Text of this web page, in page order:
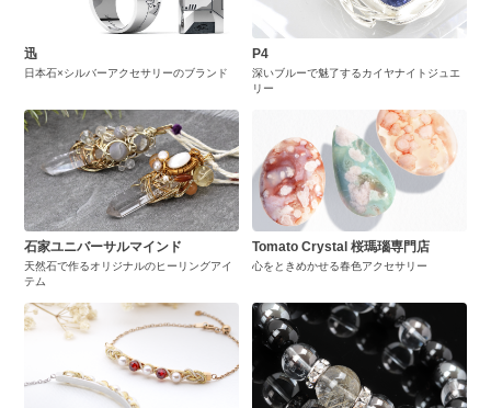
迅
日本石×シルバーアクセサリーのブランド
P4
深いブルーで魅了するカイヤナイトジュエ
リー
石家ユニバーサルマインド
天然石で作るオリジナルのヒーリングアイ
テム
Tomato Crystal 桜瑪瑙専門店
心をときめかせる春色アクセサリー